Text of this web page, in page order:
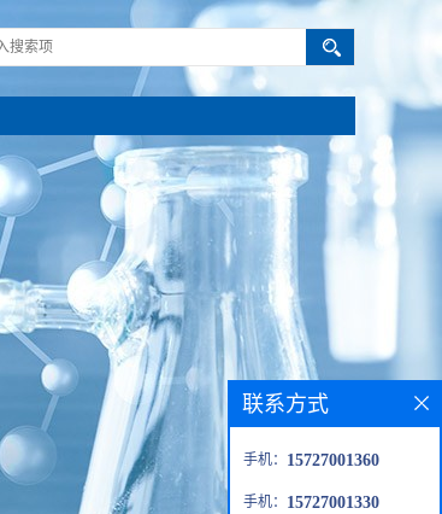
联系方式
手机： 15727001360
手机： 15727001330